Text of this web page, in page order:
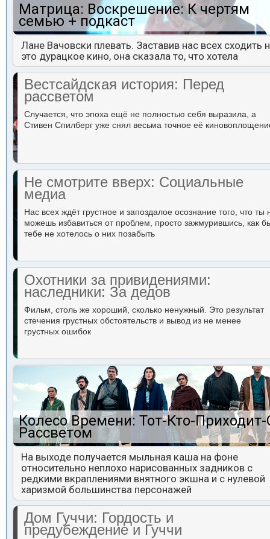
Матрица: Воскрешение: К чертям
семью + подкаст
Лане Вачовски плевать. Заставив нас всех сходить
это дурацкое кино, она сказала то, что хотела
Вестсайдская история: Перед
рассветом
Случается, что эпоха ещё не полностью себя выразила, а
Стивен Спилберг уже снял весьма точное её
Не смотрите вверх: Социальные
медиа
Нас всех ждёт грустное и запоздалое осознание того, что ты
можешь избавиться от проблем, просто зажмурившись, как
тебе не хотелось о них позабыть
Охотники за привидениями:
наследники: За дедов
Фильм, столь же хороший, сколько ненужный. Это результат
стечения грустных обстоятельств и вывод из не менее
грустных ошибок
Колесо Времени: Тот-Кто-
Рассветом
На выходе получается мыльная каша на фоне
относительно неплохо нарисованных задников с
редкими вкраплениями внятного экшна и с нулевой
харизмой большинства персонажей
Дом Гуччи: Гордость и
предубеждение и Гуччи